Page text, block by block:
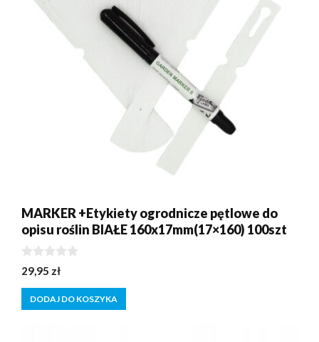
MARKER +Etykiety ogrodnicze pętlowe do
opisu roślin BIAŁE 160x17mm(17×160) 100szt
0
z
5
29,95 zł
DODAJ DO KOSZYKA